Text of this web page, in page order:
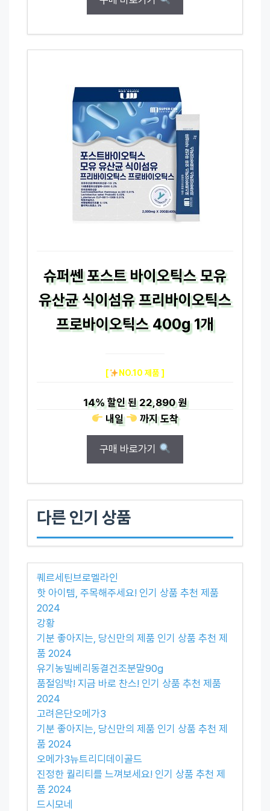
슈퍼쎈 포스트 바이오틱스 모유
유산균 식이섬유 프리바이오틱스
프로바이오틱스 400g 1개
[ NO.10 제품 ]
14%할인 된22,890 원
내일
까지도착
구매 바로가기
다른 인기 상품
퀘르세틴브로멜라인
핫 아이템, 주목해주세요! 인기 상품 추천 제품
2024
강황
기분 좋아지는, 당신만의 제품 인기 상품 추천 제
품 2024
유기농빌베리동결건조분말90g
품절임박! 지금 바로 찬스! 인기 상품 추천 제품
2024
고려은단오메가3
기분 좋아지는, 당신만의 제품 인기 상품 추천 제
품 2024
오메가3뉴트리디데이골드
진정한 퀄리티를 느껴보세요! 인기 상품 추천 제
품 2024
드시모네